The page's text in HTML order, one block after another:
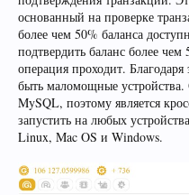
основанный на проверке
более чем 50% баланса
подтвердить баланс более
операция проходит.
быть маломощные
MySQL, поэтому является
запустить на любых
Linux, Mac OS и Windows.